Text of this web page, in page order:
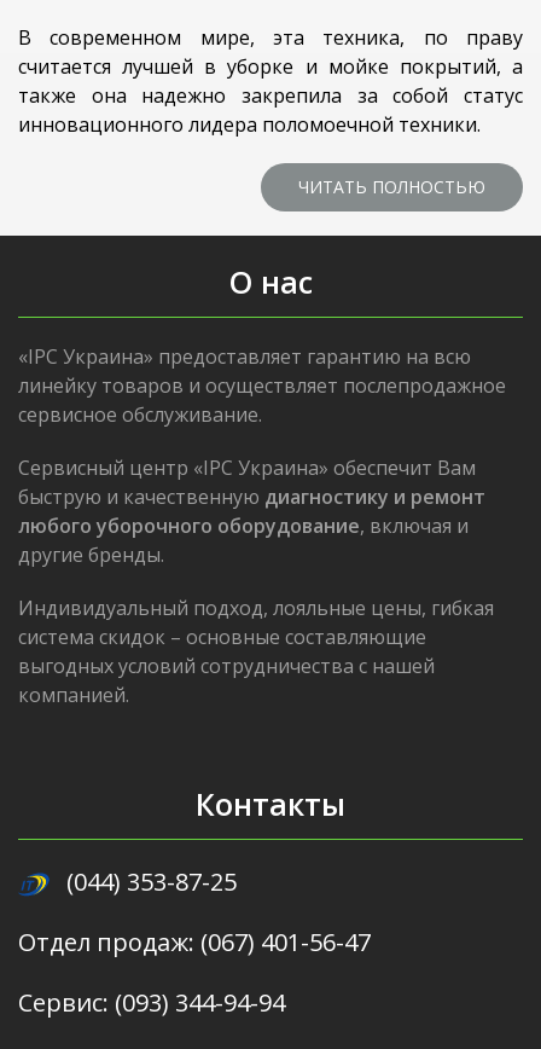
В современном мире, эта техника, по праву
считается лучшей в уборке и мойке покрытий, а
также она надежно закрепила за собой статус
инновационного лидера поломоечной техники.
ЧИТАТЬ ПОЛНОСТЬЮ
О нас
«IPC Украина» предоставляет гарантию на всю
линейку товаров и осуществляет послепродажное
сервисное обслуживание.
Сервисный центр «IPC Украина» обеспечит Вам
быструю и качественную диагностику и ремонт
любого уборочного оборудование, включая и
другие бренды.
Индивидуальный подход, лояльные цены, гибкая
система скидок – основные составляющие
выгодных условий сотрудничества с нашей
компанией.
Контакты
(044) 353-87-25
Отдел продаж: (067) 401-56-47
Сервис: (093) 344-94-94